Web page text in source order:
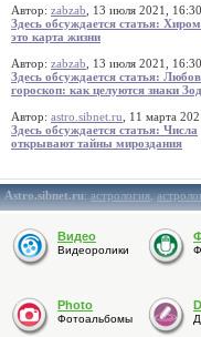
Автор: zabzab , 13 июля 2021, 16:30
Здесь обсуждается статья:
это карта жизни
Автор: zabzab , 13 июля 2021, 16:30
Здесь обсуждается статья:
гороскоп: как целуются знаки
Автор: astro.sibnet.ru , 11 марта
Здесь обсуждается статья: Числа
открывают тайны мироздания
Astro.sibnet.ru:астрология,
Видео
Видеоролики
Photo
Фотоальбомы